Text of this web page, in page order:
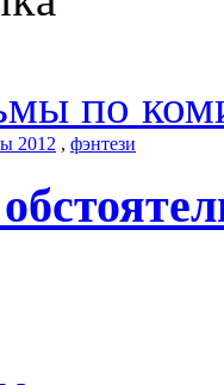
по
2012 , фэнтези